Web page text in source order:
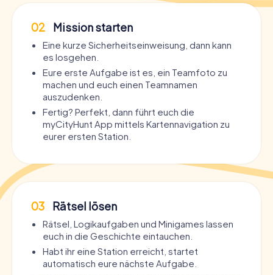
02 Mission starten
Eine kurze Sicherheitseinweisung, dann kann
es losgehen.
Eure erste Aufgabe ist es, ein Teamfoto zu
machen und euch einen Teamnamen
auszudenken.
Fertig? Perfekt, dann führt euch die
myCityHunt App mittels Kartennavigation zu
eurer ersten Station.
03 Rätsel lösen
Rätsel, Logikaufgaben und Minigames lassen
euch in die Geschichte eintauchen.
Habt ihr eine Station erreicht, startet
automatisch eure nächste Aufgabe.